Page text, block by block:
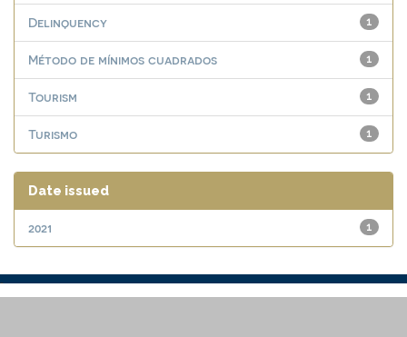
1
Delinquency
1
Método de mínimos cuadrados
1
Tourism
1
Turismo
Date issued
1
2021